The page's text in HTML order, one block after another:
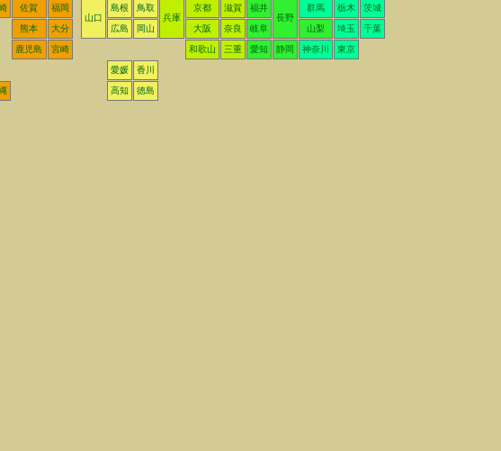
佐賀
福岡
山口
島根
鳥取
兵庫
京都 滋賀
福井
長野
群馬 栃木 茨城
熊本 大分 広島 岡山 大阪 奈良 岐阜 山梨 埼玉 千葉
鹿児島 宮崎 和歌山 三重 愛知 静岡 神奈川 東京
愛媛 香川
高知 徳島